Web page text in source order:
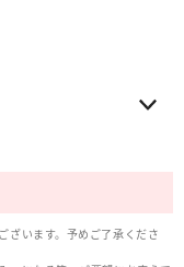
ざいます。予めご了承くださ